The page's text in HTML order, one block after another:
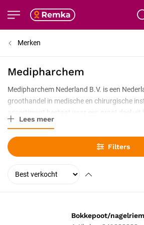
Merken
Medipharchem
Medipharchem Nederland B.V. is een
groothandel in medische en chirurgische
assortiment bestaat voor een groot deel uit
instrumenten van roestvrij staal voor de
verloskunde, gynaecologie en kleine
productie en import met de distributie van
Lees meer
Filters
Bokkepoot/